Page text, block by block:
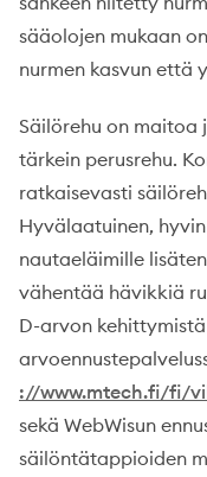
sääolojen mukaan
nurmen kasvun että
Säilörehu on
tärkein perusrehu.
ratkaisevasti
Hyvälaatuinen,
nautaeläimille
vähentää hävikkiä
D-arvon
://www.mtech.fi/fi/
sekä WebWisun
säilöntätappioiden